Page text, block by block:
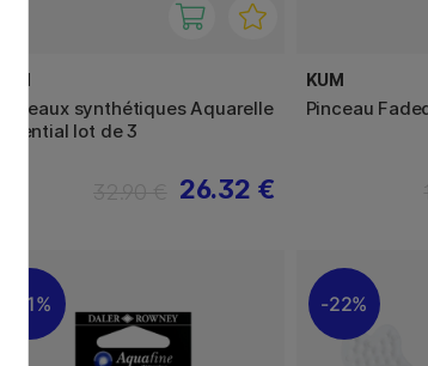
KUM
Pinceaux synthétiques Aquarelle
Essential lot de 3
26.32 €
KUM
Pinceau
11% 22%